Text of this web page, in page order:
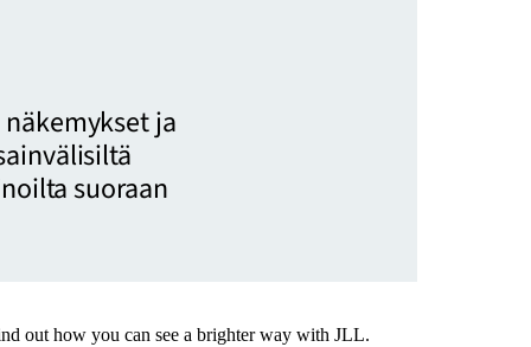
ja
suoraan
out how you can see a brighter way with JLL.